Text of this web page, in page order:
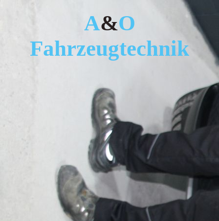
A&O
Fahrzeugtechnik